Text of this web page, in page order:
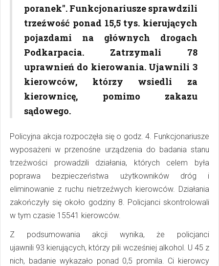
poranek". Funkcjonariusze sprawdzili
trzeźwość ponad 15,5 tys. kierujących
pojazdami na głównych drogach
Podkarpacia. Zatrzymali 78
uprawnień do kierowania. Ujawnili 3
kierowców, którzy wsiedli za
kierownicę, pomimo zakazu
sądowego.
Policyjna akcja rozpoczęła się o godz. 4. Funkcjonariusze
wyposażeni w przenośne urządzenia do badania stanu
trzeźwości prowadzili działania, których celem była
poprawa bezpieczeństwa użytkowników dróg i
eliminowanie z ruchu nietrzeźwych kierowców. Działania
zakończyły się około godziny 8. Policjanci skontrolowali
w tym czasie 15541 kierowców.
Z podsumowania akcji wynika, że policjanci
ujawnili 93 kierujących, którzy pili wcześniej alkohol. U 45 z
nich, badanie wykazało ponad 0,5 promila. Ci kierowcy